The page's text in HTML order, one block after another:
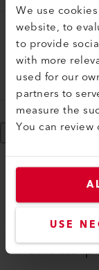
We use
website, to
to provide
with more
used for our
partners to
measure the
You can review
USE
Mostra di più
Perfetto